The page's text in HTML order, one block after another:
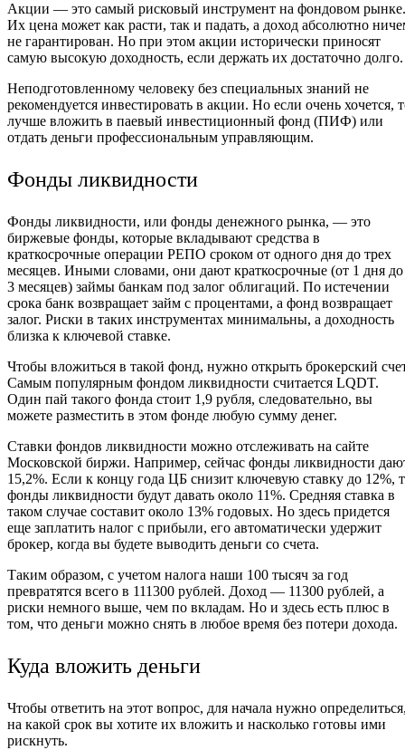
Акции — это самый рисковый инструмент на фондовом рынке.
Их цена может как расти, так и падать, а доход абсолютно
не гарантирован. Но при этом акции исторически приносят
самую высокую доходность, если держать их достаточно долго.
Неподготовленному человеку без специальных знаний не
рекомендуется инвестировать в акции. Но если очень хочется,
лучше вложить в паевый инвестиционный фонд (ПИФ) или
отдать деньги профессиональным управляющим.
Фонды ликвидности
Фонды ликвидности, или фонды денежного рынка, — это
биржевые фонды, которые вкладывают средства в
краткосрочные операции РЕПО сроком от одного дня до трех
месяцев. Иными словами, они дают краткосрочные (от 1 дня до
3 месяцев) займы банкам под залог облигаций. По истечении
срока банк возвращает займ с процентами, а фонд возвращает
залог. Риски в таких инструментах минимальны, а доходность
близка к ключевой ставке.
Чтобы вложиться в такой фонд, нужно открыть брокерский
Самым популярным фондом ликвидности считается LQDT.
Один пай такого фонда стоит 1,9 рубля, следовательно, вы
можете разместить в этом фонде любую сумму денег.
Ставки фондов ликвидности можно отслеживать на сайте
Московской биржи. Например, сейчас фонды ликвидности
15,2%. Если к концу года ЦБ снизит ключевую ставку до 12%,
фонды ликвидности будут давать около 11%. Средняя ставка в
таком случае составит около 13% годовых. Но здесь придется
еще заплатить налог с прибыли, его автоматически удержит
брокер, когда вы будете выводить деньги со счета.
Таким образом, с учетом налога наши 100 тысяч за год
превратятся всего в 111300 рублей. Доход — 11300 рублей, а
риски немного выше, чем по вкладам. Но и здесь есть плюс в
том, что деньги можно снять в любое время без потери дохода.
Куда вложить деньги
Чтобы ответить на этот вопрос, для начала нужно
на какой срок вы хотите их вложить и насколько готовы ими
рискнуть.